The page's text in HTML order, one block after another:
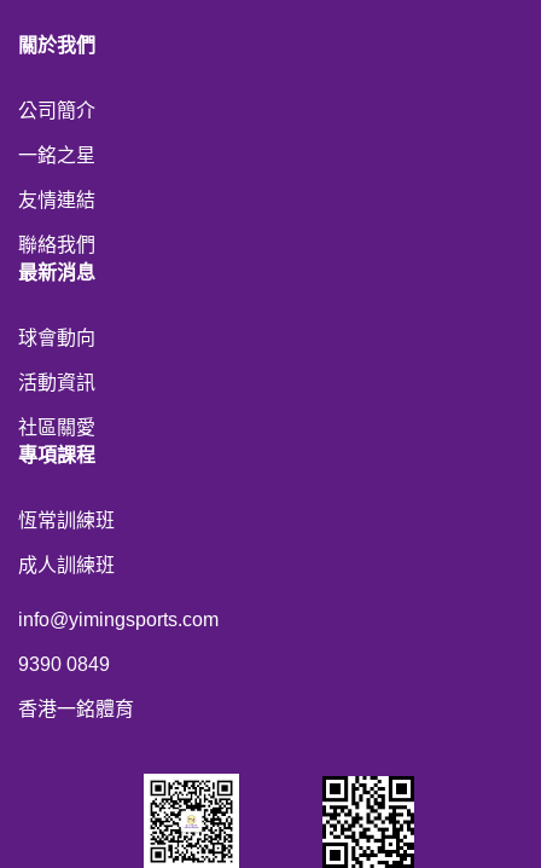
關於我們
公司簡介
一銘之星
友情連結
聯絡我們
最新消息
球會動向
活動資訊
社區關愛
專項課程
恆常訓練班
成人訓練班
info@yimingsports.com
9390 0849
香港一銘體育